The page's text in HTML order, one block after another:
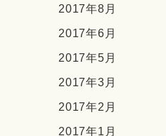
2017年8月
2017年6月
2017年5月
2017年3月
2017年2月
2017年1月